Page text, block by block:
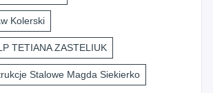
Kolerski
TETIANA ZASTELIUK
Stalowe Magda Siekierko